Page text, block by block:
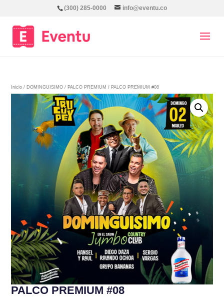
(300) 285-0000 info@eventu.co
Inicio / DOMINGUISIMO / PALCO PREMIUM / PALCO PREMIUM #08
PALCO PREMIUM #08